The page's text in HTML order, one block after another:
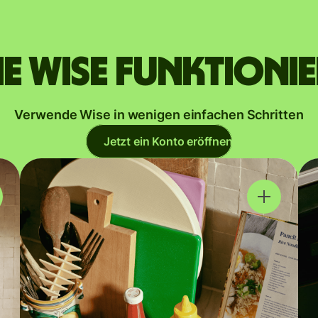
Wise
Verwende Wise in wenigen einfachen Schritten
Jetzt ein Konto eröffnen